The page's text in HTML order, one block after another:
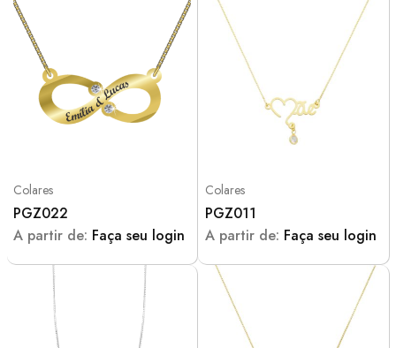
Colares
PGZ022
A partir de: Faça seu login
Colares
PGZ011
A partir de: Faça seu login